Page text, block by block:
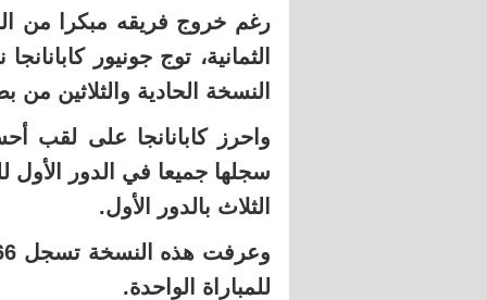
رغم خروج فريقه مبكرا من
الثمانية، توج جونيور
النسخة الحادية والثلاثين من
واحرز كابانانجا على لقب
سجلها جميعا في الدور
الثلاث بالدور الأول.
للمباراة الواحدة.